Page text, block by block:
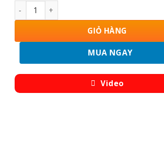
Chóe Thờ Bát Tràng Men Lam Ngọc Vẽ
GIỎ HÀNG
MUA NGAY
Video